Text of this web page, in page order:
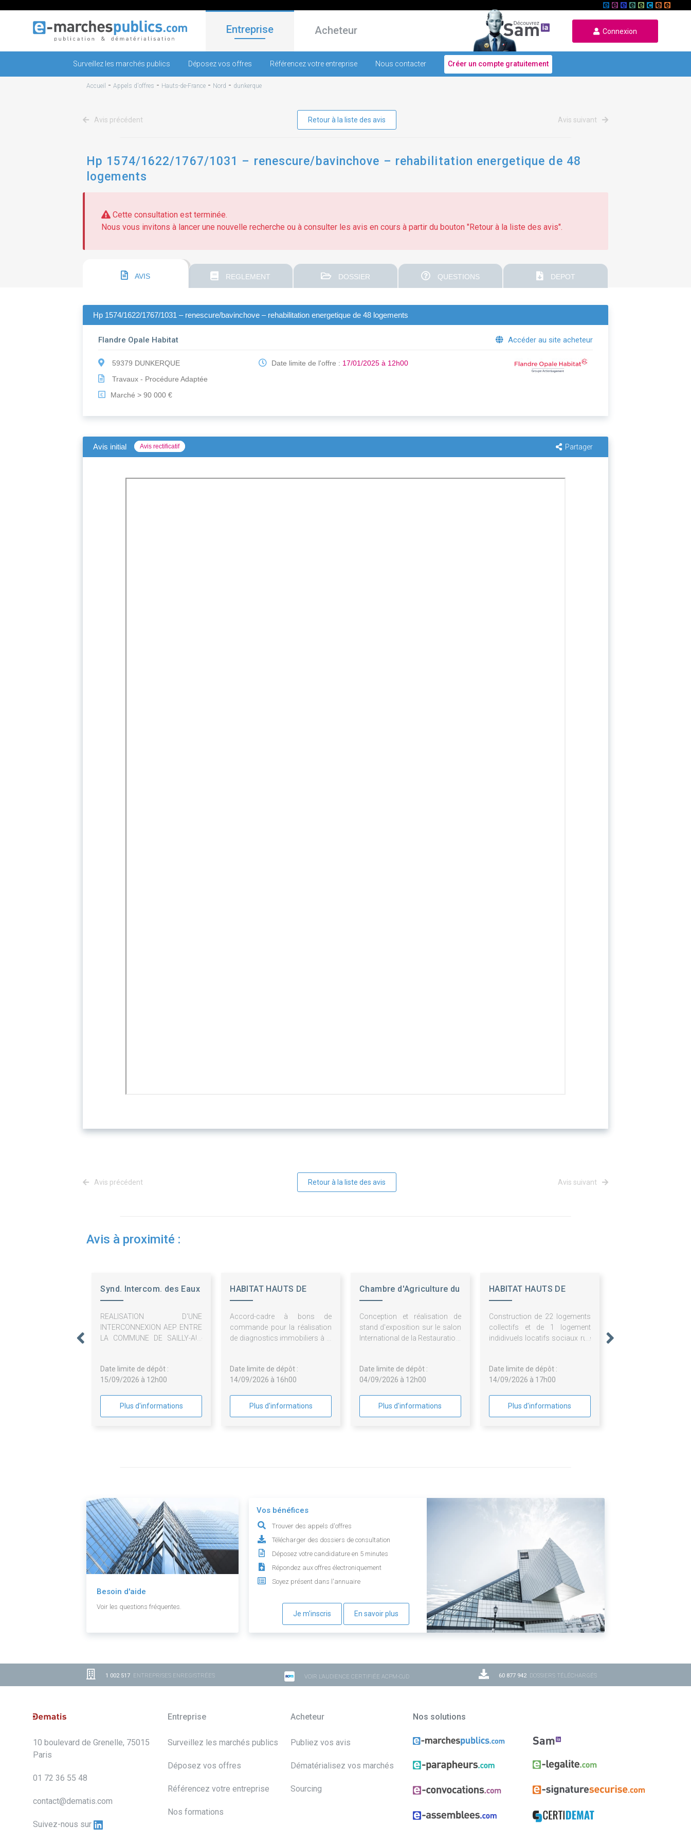
Entreprise Acheteur Connexion
Surveillez les marchés publics Déposez vos offres Référencez votre entreprise Nous contacter Créer un compte gratuitement
Accueil - Appels d'offres - Hauts-de-France - Nord - dunkerque
Avis précédent Retour à la liste des avis Avis suivant
Hp 1574/1622/1767/1031 – renescure/bavinchove – rehabilitation energetique de 48
logements
Cette consultation est terminée.
Nous vous invitons à lancer une nouvelle recherche ou à consulter les avis en cours à partir du bouton "Retour à la liste des avis".
AVIS REGLEMENT DOSSIER QUESTIONS DEPOT
Hp 1574/1622/1767/1031 – renescure/bavinchove – rehabilitation energetique de 48 logements
Flandre Opale Habitat Accéder au site acheteur
59379 DUNKERQUE
Travaux - Procédure Adaptée
€ Marché > 90 000 €
Date limite de l'offre : 17/01/2025 à 12h00
Avis initial Avis rectificatif Partager
Avis précédent Retour à la liste des avis Avis suivant
Avis à proximité :
Synd. Intercom. des Eaux
REALISATION D'UNE
INTERCONNEXION AEP ENTRE
LA COMMUNE DE SAILLY-AU-
Date limite de dépôt :
15/09/2026 à 12h00
Plus d'informations
HABITAT HAUTS DE
Accord-cadre à bons de
commande pour la réalisation
de diagnostics immobiliers à la
opérations programmées
d'entretien du patrimoine du
Date limite de dépôt :
14/09/2026 à 16h00
Plus d'informations
Chambre d'Agriculture du
Conception et réalisation de
stand d'exposition sur le salon
International de la Restauration,
Date limite de dépôt :
04/09/2026 à 12h00
Plus d'informations
HABITAT HAUTS DE
Construction de 22 logements
collectifs et de 1 logement
indidivuels locatifs sociaux rue
Date limite de dépôt :
14/09/2026 à 17h00
Plus d'informations
Besoin d'aide
Voir les questions fréquentes.
Vos bénéfices
Trouver des appels d'offres
Télécharger des dossiers de consultation
Déposez votre candidature en 5 minutes
Répondez aux offres électroniquement
Soyez présent dans l'annuaire
Je m'inscris En savoir plus
1 002 517 ENTREPRISES ENREGISTRÉES VOIR L'AUDIENCE CERTIFIÉE ACPM-OJD 60 877 942DOSSIERS TÉLÉCHARGÉS
10 boulevard de Grenelle, 75015
Paris
01 72 36 55 48
contact@dematis.com
Suivez-nous sur
Entreprise
Surveillez les marchés publics
Déposez vos offres
Référencez votre entreprise
Nos formations
Acheteur
Publiez vos avis
Dématérialisez vos marchés
Sourcing
Nos solutions